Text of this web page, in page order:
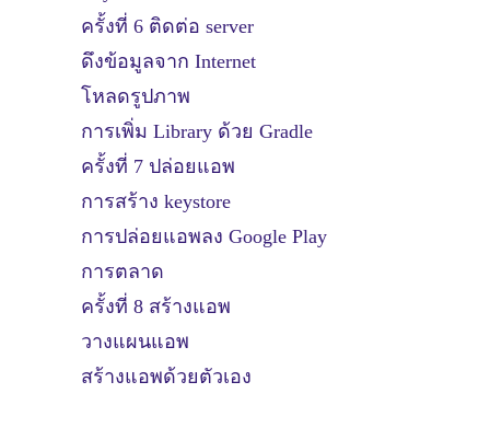
ครั้งที่ 6 ติดต่อ server
ดึงข้อมูลจาก Internet
โหลดรูปภาพ
การเพิ่ม Library ด้วย Gradle
ครั้งที่ 7 ปล่อยแอพ
การสร้าง keystore
การปล่อยแอพลง Google Play
การตลาด
ครั้งที่ 8 สร้างแอพ
วางแผนแอพ
สร้างแอพด้วยตัวเอง